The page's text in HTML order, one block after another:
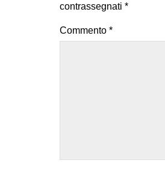
contrassegnati *
Commento *